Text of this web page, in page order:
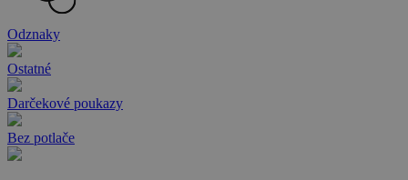
Odznaky
Ostatné
Darčekové poukazy
Bez potlače